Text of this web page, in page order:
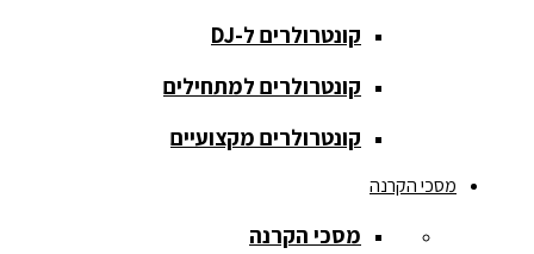
רמקולים
שקועים
סאבים
קונטרולרים ל-DJ
קונטרולרים למתחילים
קונטרולרים מקצועיים
מסכי הקרנה
מסכי הקרנה